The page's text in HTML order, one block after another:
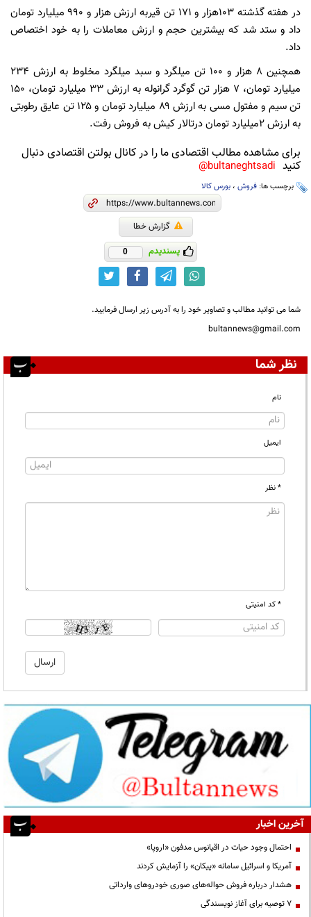
در هفته گذشته ۱۰۳هزار و ۱۷۱ تن قیربه ارزش هزار و ۹۹۰ میلیارد تومان
داد و ستد شد که بیشترین حجم و ارزش معاملات را به خود اختصاص
داد.
همچنین ۸ هزار و ۱۰۰ تن میلگرد و سبد میلگرد مخلوط به ارزش ۲۳۴
میلیارد تومان، ۷ هزار تن گوگرد گرانوله به ارزش ۳۳ میلیارد تومان، ۱۵۰
تن سیم و مفتول مسی به ارزش ۸۹ میلیارد تومان و ۱۲۵ تن عایق رطوبتی
به ارزش ۲میلیارد تومان درتالار کیش به فروش رفت.
برای مشاهده مطالب اقتصادی ما را در کانال بولتن اقتصادی دنبال
کنید bultaneghtsadi@
برچسب ها: فروش ، بورس کالا
گزارش خطا
پسندیدم 0
شما می توانید مطالب و تصاویر خود را به آدرس زیر ارسال فرمایید.
bultannews@gmail.com
نظر شما
نام
ایمیل
* نظر
* کد امنیتی
آخرین اخبار
احتمال وجود حیات در اقیانوس مدفون «اروپا»
آمریکا و اسرائیل سامانه «پیکان» را آزمایش کردند
هشدار درباره فروش حواله‌های صوری خودروهای وارداتی
۷ توصیه برای آغاز نویسندگی